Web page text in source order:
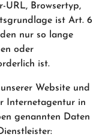
URL, Browsertyp,
ist Art. 6
nur so lange
oder
ist.
Website und
Internetagentur in
genannten Daten